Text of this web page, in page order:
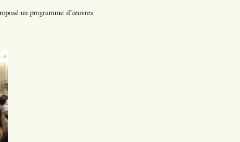
un programme d’œuvres